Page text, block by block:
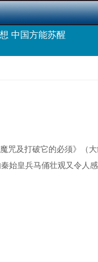
中国方能苏醒
咒及打破它的必须》（大
始皇兵马俑壮观又令人